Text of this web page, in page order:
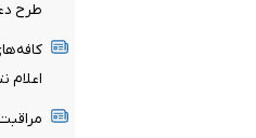
طرح
اعلام